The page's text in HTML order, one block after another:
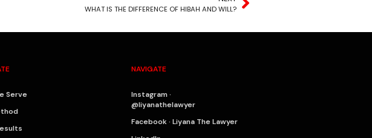
WHAT IS THE DIFFERENCE OF HIBAH AND WILL?
Serve
NAVIGATE
Instagram ·
@liyanathelawyer
Facebook · Liyana The Lawyer